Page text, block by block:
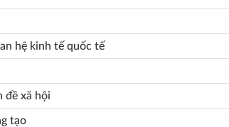
hệ kinh tế quốc tế
đề xã hội
tạo